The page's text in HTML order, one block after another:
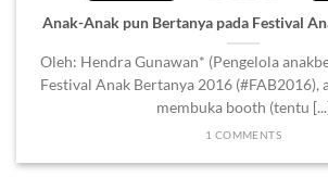
Anak-Anak pun Bertanya pada Festival
Oleh: Hendra Gunawan* (Pengelola
Festival Anak Bertanya 2016 (#FAB2016),
membuka booth (tentu [...]
1 COMMENTS